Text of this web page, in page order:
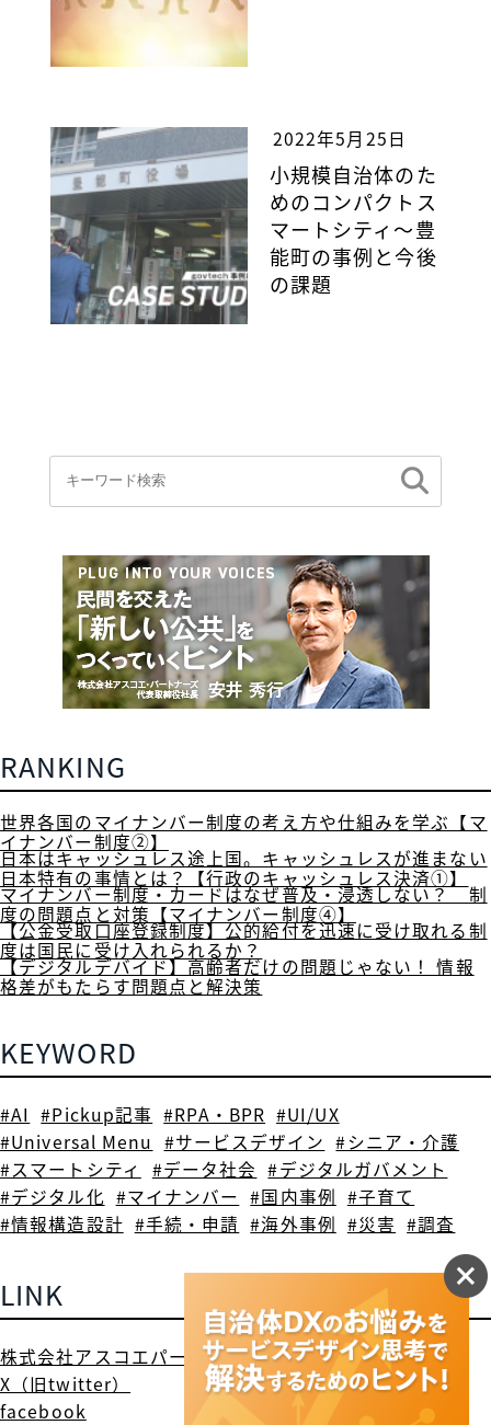
2022年5月25日
小規模自治体のた
めのコンパクトス
マートシティ～豊
能町の事例と今後
の課題
RANKING
世界各国のマイナンバー制度の考え方や仕組みを学ぶ【マ
イナンバー制度②】
日本はキャッシュレス途上国。キャッシュレスが進まない
日本特有の事情とは？【行政のキャッシュレス決済①】
マイナンバー制度・カードはなぜ普及・浸透しない？ 制
度の問題点と対策【マイナンバー制度④】
【公金受取口座登録制度】公的給付を迅速に受け取れる制
度は国民に受け入れられるか？
【デジタルデバイド】高齢者だけの問題じゃない！ 情報
格差がもたらす問題点と解決策
KEYWORD
#AI #Pickup記事 #RPA・BPR #UI/UX
#Universal Menu #サービスデザイン #シニア・介護
#スマートシティ
#データ社会 #デジタルガバメント
#デジタル化 #マイナンバー #国内事例 #子育て
#情報構造設計 #手続・申請 #海外事例 #災害 #調査
LINK
株式会社アスコエパートナーズ
X（旧twitter）
facebook